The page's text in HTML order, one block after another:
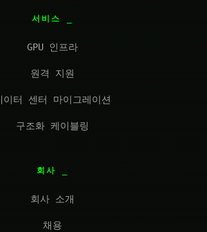
서비스
GPU 인프라
원격 지원
이터 센터 마이그레이션
구조화 케이블링
회사
회사 소개
채용